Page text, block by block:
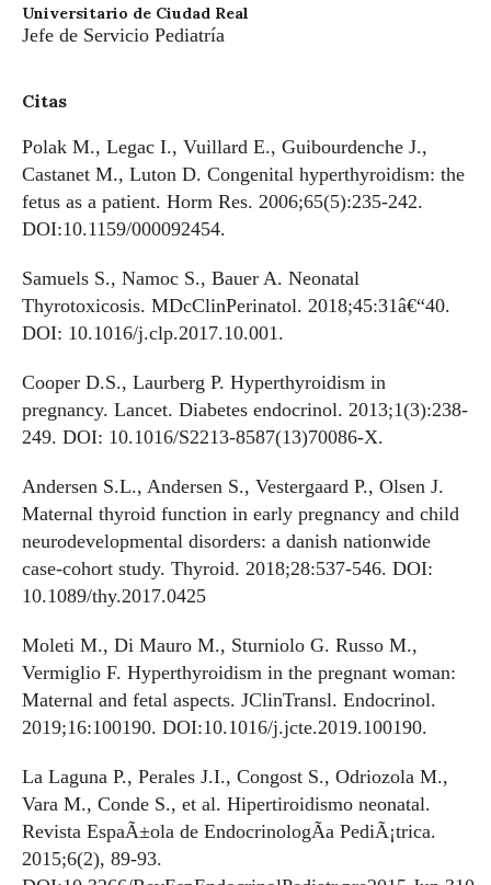
Universitario de Ciudad Real
Jefe de Servicio Pediatría
Citas
Polak M., Legac I., Vuillard E., Guibourdenche J.,
Castanet M., Luton D. Congenital hyperthyroidism: the
fetus as a patient. Horm Res. 2006;65(5):235-242.
DOI:10.1159/000092454.
Samuels S., Namoc S., Bauer A. Neonatal
Thyrotoxicosis. MDcClinPerinatol. 2018;45:31â€“40.
DOI: 10.1016/j.clp.2017.10.001.
Cooper D.S., Laurberg P. Hyperthyroidism in
pregnancy. Lancet. Diabetes endocrinol. 2013;1(3):238-
249. DOI: 10.1016/S2213-8587(13)70086-X.
Andersen S.L., Andersen S., Vestergaard P., Olsen J.
Maternal thyroid function in early pregnancy and child
neurodevelopmental disorders: a danish nationwide
case-cohort study. Thyroid. 2018;28:537-546. DOI:
10.1089/thy.2017.0425
Moleti M., Di Mauro M., Sturniolo G. Russo M.,
Vermiglio F. Hyperthyroidism in the pregnant woman:
Maternal and fetal aspects. JClinTransl. Endocrinol.
2019;16:100190. DOI:10.1016/j.jcte.2019.100190.
La Laguna P., Perales J.I., Congost S., Odriozola M.,
Vara M., Conde S., et al. Hipertiroidismo neonatal.
Revista EspaÃ±ola de EndocrinologÃ­a PediÃ¡trica.
2015;6(2), 89-93.